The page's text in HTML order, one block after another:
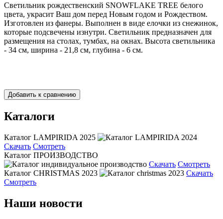
Светильник рождественский SNOWFLAKE TREE белого
цвета, украсит Ваш дом перед Новым годом и Рождеством.
Изготовлен из фанеры. Выполнен в виде елочки из снежинок,
которые подсвечены изнутри. Светильник предназначен для
размещения на столах, тумбах, на окнах. Высота светильника
- 34 см, ширина - 21,8 см, глубина - 6 см.
Каталоги
Каталог LAMPIRIDA 2025
Скачать Смотреть
Каталог ПРОИЗВОДСТВО
Скачать Смотреть
Каталог CHRISTMAS 2023
Скачать
Смотреть
Наши новости